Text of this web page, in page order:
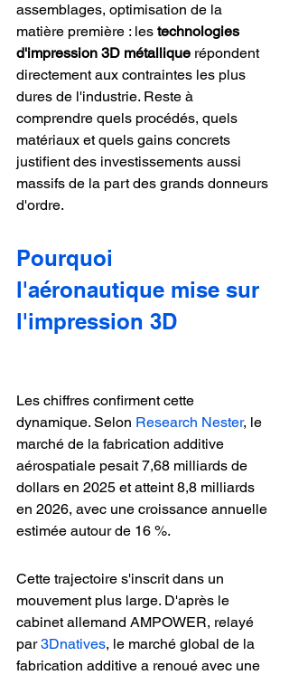
assemblages, optimisation de la
matière première : les technologies
d'impression 3D métallique répondent
directement aux contraintes les plus
dures de l'industrie. Reste à
comprendre quels procédés, quels
matériaux et quels gains concrets
justifient des investissements aussi
massifs de la part des grands donneurs
d'ordre.
Pourquoi
l'aéronautique mise sur
l'impression 3D
Les chiffres confirment cette
dynamique. Selon Research Nester, le
marché de la fabrication additive
aérospatiale pesait 7,68 milliards de
dollars en 2025 et atteint 8,8 milliards
en 2026, avec une croissance annuelle
estimée autour de 16 %.
Cette trajectoire s'inscrit dans un
mouvement plus large. D'après le
cabinet allemand AMPOWER, relayé
par 3Dnatives, le marché global de la
fabrication additive a renoué avec une